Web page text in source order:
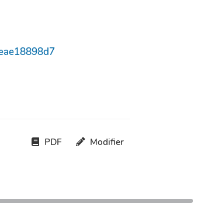
PDF Modifier